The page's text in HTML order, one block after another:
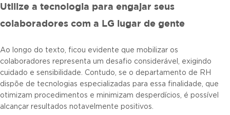
Utilize a tecnologia para engajar seus
colaboradores com a LG lugar de gente
Ao longo do texto, ficou evidente que mobilizar os
colaboradores representa um desafio considerável, exigindo
cuidado e sensibilidade. Contudo, se o departamento de RH
dispõe de tecnologias especializadas para essa finalidade, que
otimizam procedimentos e minimizam desperdícios, é possível
alcançar resultados notavelmente positivos.